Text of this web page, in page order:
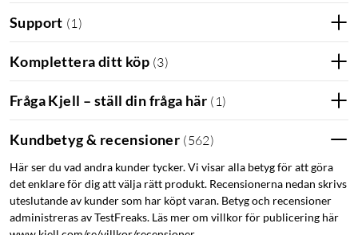
Ta med dig JBL Flip Essential 2 på dina äventyr.
Sammanfattning
Kompakt och bärbar högtalare med kraftfullt stereoljud
Support (1 )
Komplettera ditt köp (3)
Fråga Kjell – ställ din fråga här ( 1 )
Kundbetyg & recensioner (562)
Här ser du vad andra kunder tycker. Vi visar alla betyg för att göra
det enklare för dig att välja rätt produkt. Recensionerna nedan skrivs
uteslutande av kunder som har köpt varan. Betyg och recensioner
administreras av TestFreaks. Läs mer om villkor för publicering här